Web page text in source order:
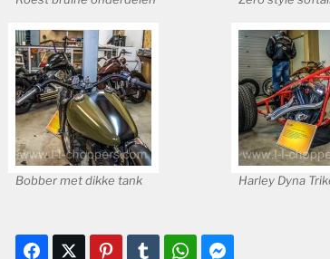
Bobber met dikke tank Harley Dyna